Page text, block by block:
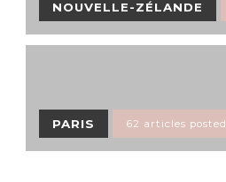
NOUVELLE-ZÉLANDE
PARIS 62 articles posted